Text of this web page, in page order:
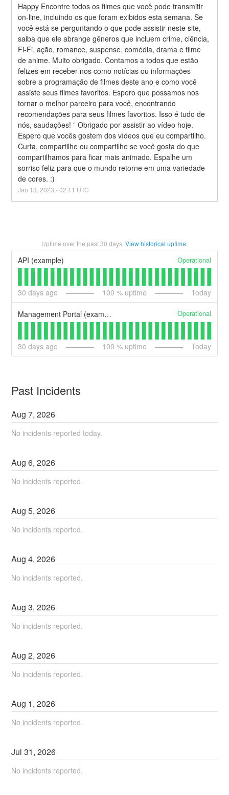
Happy Encontre todos os filmes que você pode transmitir
on-line, incluindo os que foram exibidos esta semana. Se
você está se perguntando o que pode assistir neste site,
saiba que ele abrange gêneros que incluem crime, ciência,
Fi-Fi, ação, romance, suspense, comédia, drama e filme
de anime. Muito obrigado. Contamos a todos que estão
felizes em receber-nos como notícias ou informações
sobre a programação de filmes deste ano e como você
assiste seus filmes favoritos. Espero que possamos nos
tornar o melhor parceiro para você, encontrando
recomendações para seus filmes favoritos. Isso é tudo de
nós, saudações! ” Obrigado por assistir ao vídeo hoje.
Espero que vocês gostem dos vídeos que eu compartilho.
Curta, compartilhe ou compartilhe se você gosta do que
compartilhamos para ficar mais animado. Espalhe um
sorriso feliz para que o mundo retorne em uma variedade
de cores. :)
Jan 13 ,2023 -02:11 UTC
Uptime over the past30 days. View historical uptime.
API (example) Operational
30 days ago 100 % uptime Today
Management Portal (example) Operational
30 days ago 100 % uptime Today
Past Incidents
Aug7,2026
No incidents reported today.
Aug6,2026
No incidents reported.
Aug5,2026
No incidents reported.
Aug4,2026
No incidents reported.
Aug3,2026
No incidents reported.
Aug2,2026
No incidents reported.
Aug 1,2026
No incidents reported.
Jul31,2026
No incidents reported.